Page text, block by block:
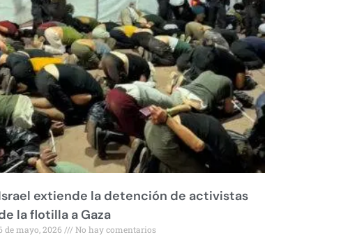
extiende la detención de activistas
la flotilla a Gaza
de mayo, 2026 No hay comentarios